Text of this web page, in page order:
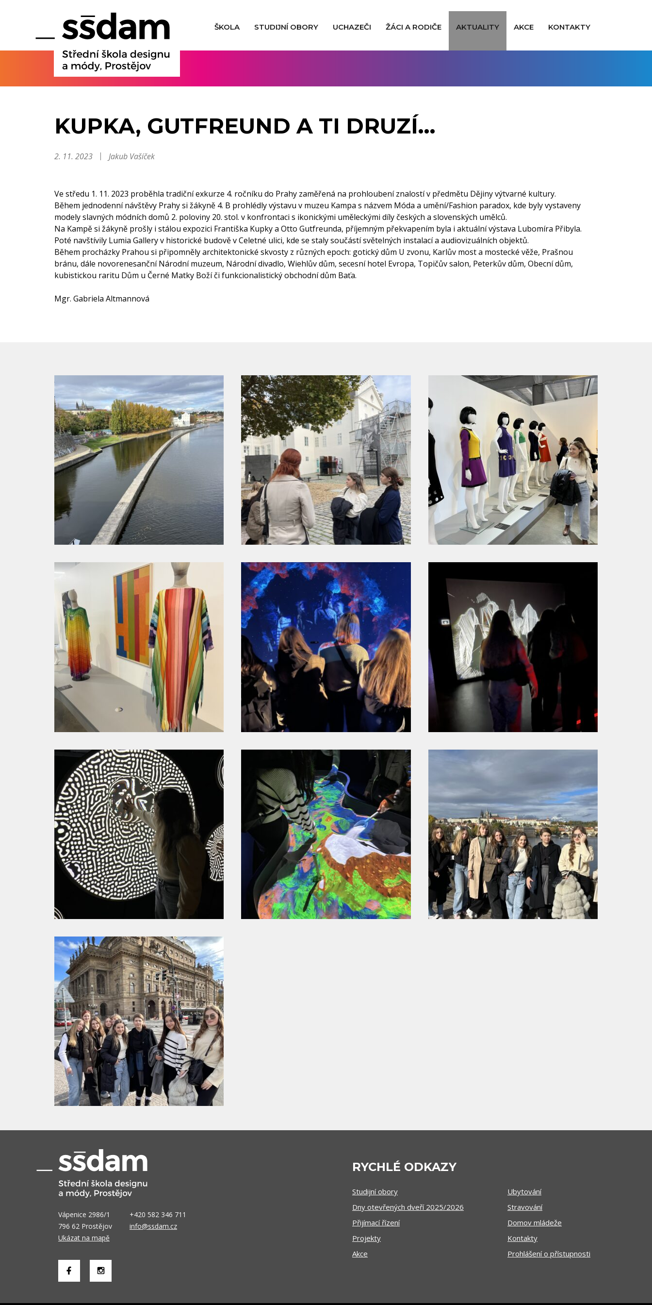
ŠKOLA STUDIJNÍ OBORY UCHAZEČI ŽÁCI A RODIČE AKTUALITY AKCE KONTAKTY
KUPKA, GUTFREUND A TI DRUZÍ…
2. 11. 2023 Jakub Vašíček
Ve středu 1. 11. 2023 proběhla tradiční exkurze 4. ročníku do Prahy zaměřená na prohloubení znalostí v předmětu Dějiny výtvarné kultury.
Během jednodenní návštěvy Prahy si žákyně 4. B prohlédly výstavu v muzeu Kampa s názvem Móda a umění/Fashion paradox, kde byly vystaveny
modely slavných módních domů 2. poloviny 20. stol. v konfrontaci s ikonickými uměleckými díly českých a slovenských umělců.
Na Kampě si žákyně prošly i stálou expozici Františka Kupky a Otto Gutfreunda, příjemným překvapením byla i aktuální výstava Lubomíra Přibyla.
Poté navštívily Lumia Gallery v historické budově v Celetné ulici, kde se staly součástí světelných instalací a audiovizuálních objektů.
Během procházky Prahou si připomněly architektonické skvosty z různých epoch: gotický dům U zvonu, Karlův most a mostecké věže, Prašnou
bránu, dále novorenesanční Národní muzeum, Národní divadlo, Wiehlův dům, secesní hotel Evropa, Topičův salon, Peterkův dům, Obecní dům,
kubistickou raritu Dům u Černé Matky Boží či funkcionalistický obchodní dům Baťa.
Mgr. Gabriela Altmannová
Vápenice 2986/1
796 62 Prostějov
Ukázat na mapě
+420 582 346 711
info@ssdam.cz
RYCHLÉ ODKAZY
Studijní obory
Dny otevřených dveří 2025/2026
Přijímací řízení
Projekty
Akce
Ubytování
Stravování
Domov mládeže
Kontakty
Prohlášení o přístupnosti